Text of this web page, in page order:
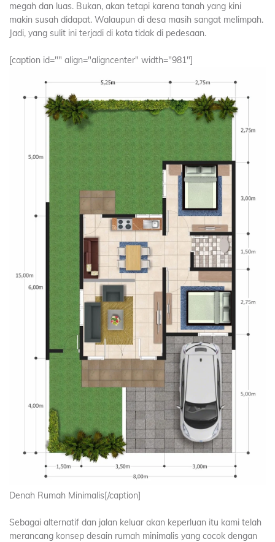
megah dan luas. Bukan, akan tetapi karena tanah yang kini
makin susah didapat. Walaupun di desa masih sangat melimpah.
Jadi, yang sulit ini terjadi di kota tidak di pedesaan.
[caption id="" align="aligncenter" width="981"]
Denah Rumah Minimalis[/caption]
Sebagai alternatif dan jalan keluar akan keperluan itu kami telah
merancang konsep desain rumah minimalis yang cocok dengan